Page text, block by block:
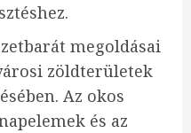
megoldásai
zöldterületek
Az okos
és az